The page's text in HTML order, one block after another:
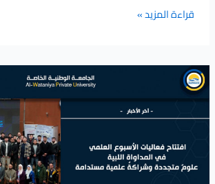
قراءة المزيد »
افتتاح
فعاليات
الأسبوع
العلمي
المداواة
اللبية